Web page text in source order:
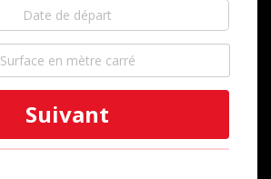
Surface en mètre carré
Suivant